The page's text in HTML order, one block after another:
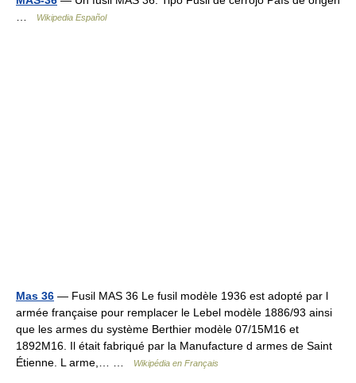
Wikipedia Español
Mas 36 — Fusil MAS 36 Le fusil modèle 1936 est adopté par l
armée française pour remplacer le Lebel modèle 1886/93 ainsi
que les armes du système Berthier modèle 07/15M16 et
1892M16. Il était fabriqué par la Manufacture d armes de Saint
Étienne. L arme,… …
Wikipédia en Français